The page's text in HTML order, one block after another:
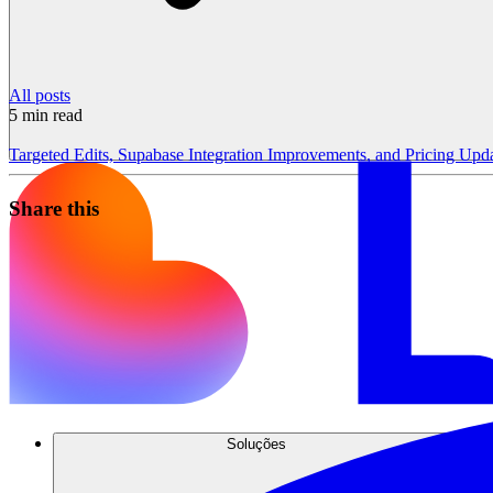
Soluções
All posts
5 min read
Targeted Edits, Supabase Integration Improvements, and Pricing
Share this